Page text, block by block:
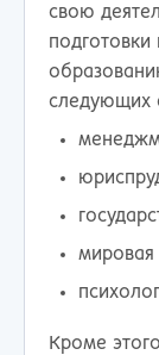
свою
подготовки
следующих
мировая
Кроме